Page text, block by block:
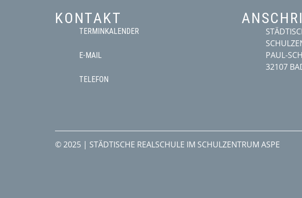
KONTAKT
TERMINKALENDER
E-MAIL
TELEFON
PAUL-
32107
© 2025 | STÄDTISCHE REALSCHULE IM SCHULZENTRUM ASPE